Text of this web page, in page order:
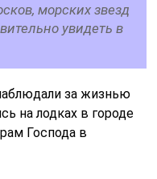
морских звезд
увидеть в
за жизнью
на лодках в городе
Господа в